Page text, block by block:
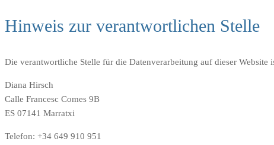
Hinweis zur verantwortlichen Stelle
Die verantwortliche Stelle für die Datenverarbeitung auf dieser Website
Diana Hirsch
Calle Francesc Comes 9B
ES 07141 Marratxi
Telefon: +34 649 910 951